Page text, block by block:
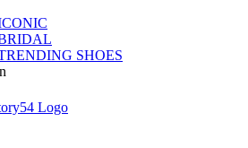
SHOES